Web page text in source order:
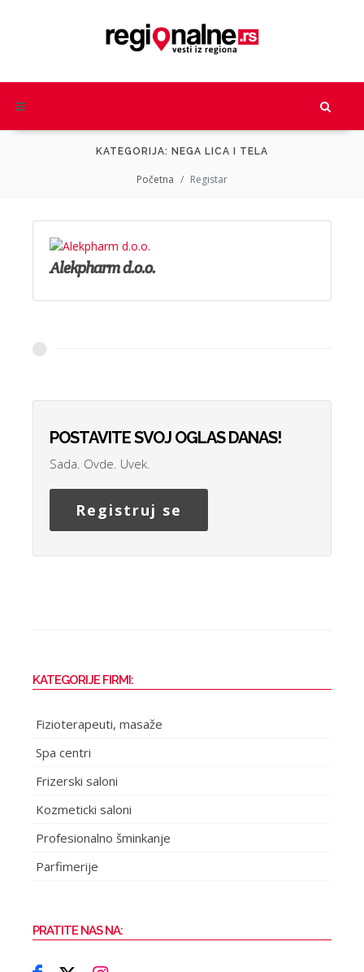
KATEGORIJA: NEGA LICA I TELA
Početna Registar
Alekpharm d.o.o.
POSTAVITE SVOJ OGLAS DANAS!
Sada. Ovde. Uvek.
Registruj se
KATEGORIJE FIRMI:
Fizioterapeuti, masaže
Spa centri
Frizerski saloni
Kozmeticki saloni
Profesionalno šminkanje
Parfimerije
PRATITE NAS NA: